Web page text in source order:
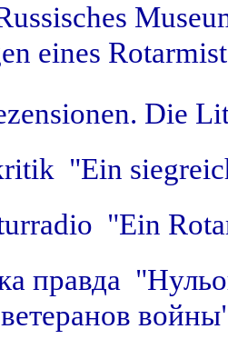
eines
Die
"Ein
"Ein
правда